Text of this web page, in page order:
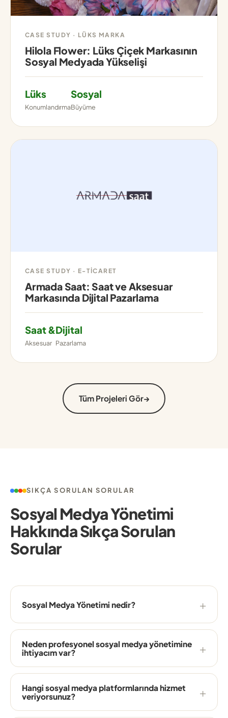
CASE STUDY · LÜKS MARKA
Hilola Flower: Lüks Çiçek Markasının
Sosyal Medyada Yükselişi
Lüks
Konumlandırma
Sosyal
Büyüme
CASE STUDY · E-TICARET
Armada Saat: Saat ve Aksesuar
Markasında Dijital Pazarlama
Saat &
Aksesuar
Dijital
Pazarlama
Tüm Projeleri Gör→
SIKÇA SORULAN SORULAR
Sosyal Medya Yönetimi
Hakkında Sıkça Sorulan
Sorular
Sosyal Medya Yönetimi nedir?
Neden profesyonel sosyal medya yönetimine
ihtiyacım var?
Hangi sosyal medya platformlarında hizmet
veriyorsunuz?